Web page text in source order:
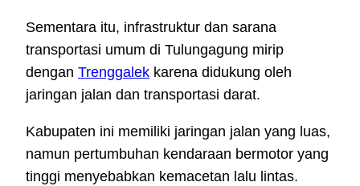
Sementara itu, infrastruktur dan sarana
transportasi umum di Tulungagung mirip
dengan Trenggalek karena didukung oleh
jaringan jalan dan transportasi darat.
Kabupaten ini memiliki jaringan jalan yang luas,
namun pertumbuhan kendaraan bermotor yang
tinggi menyebabkan kemacetan lalu lintas.